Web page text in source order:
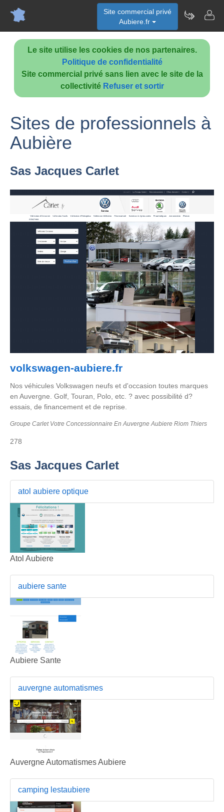
Le site utilise les cookies de nos partenaires.
Politique de confidentialité
Site commercial privé sans lien avec le site de la
collectivité Refuser et sortir
Site commercial privé
Aubiere.fr
Sites de professionnels à
Aubière
Sas Jacques Carlet
volkswagen-aubiere.fr
Nos véhicules Volkswagen neufs et d'occasion toutes marques
en Auvergne. Golf, Touran, Polo, etc. ? avec possibilité d?
essais, de financement et de reprise.
Groupe Carlet Votre Concessionnaire En Auvergne Aubiere Riom Thiers
278
Sas Jacques Carlet
atol aubiere optique
Atol Aubiere
aubiere sante
Aubiere Sante
auvergne automatismes
Auvergne Automatismes Aubiere
camping lestaubiere